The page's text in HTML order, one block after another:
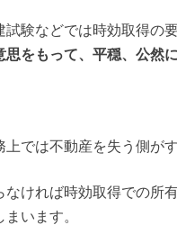
試験などでは時効取得の
思をもって、平穏、公然
上では不動産を失う側が
ければ時効取得での所
います。